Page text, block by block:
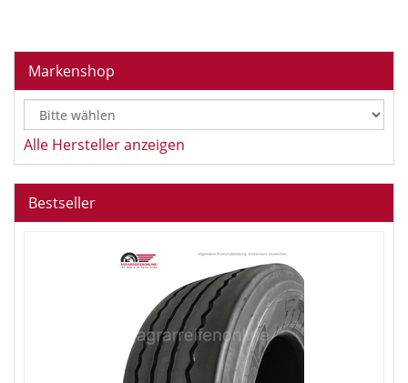
Markenshop
Alle Hersteller anzeigen
Bestseller